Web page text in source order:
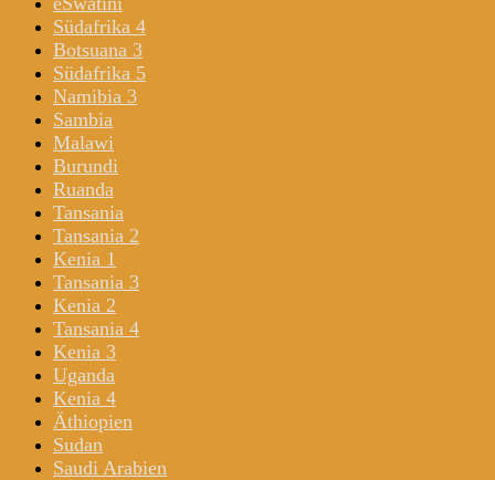
Südafrika 4
Botsuana 3
Südafrika 5
Namibia 3
Sambia
Malawi
Burundi
Ruanda
Tansania
Tansania 2
Kenia 1
Tansania 3
Kenia 2
Tansania 4
Kenia 3
Uganda
Kenia 4
Äthiopien
Sudan
Saudi Arabien